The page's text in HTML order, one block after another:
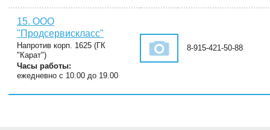
15. ООО
"Продсервискласс"
Напротив корп. 1625 (ГК
"Карат")
Часы работы:
ежедневно с 10.00 до 19.00
8-915-421-50-88